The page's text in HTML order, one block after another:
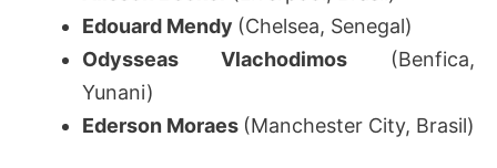
Edouard Mendy (Chelsea, Senegal)
Odysseas Vlachodimos (Benfica,
Yunani)
Ederson Moraes (Manchester City, Brasil)